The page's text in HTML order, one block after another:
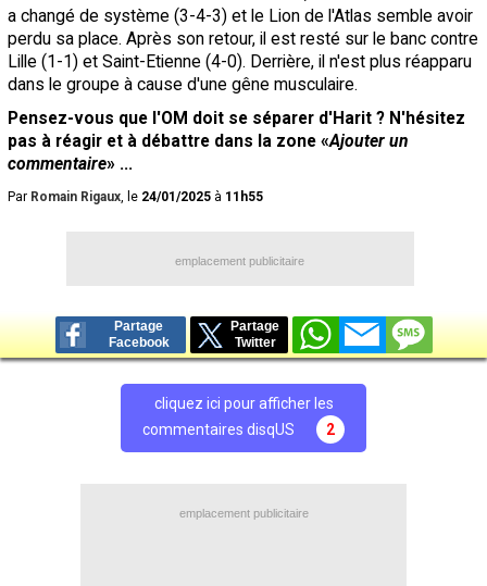
a changé de système (3-4-3) et le Lion de l'Atlas semble avoir
perdu sa place. Après son retour, il est resté sur le banc contre
Lille (1-1) et Saint-Etienne (4-0). Derrière, il n'est plus réapparu
dans le groupe à cause d'une gêne musculaire.
Pensez-vous que l'OM doit se séparer d'Harit ? N'hésitez
pas à réagir et à débattre dans la zone «Ajouter un
commentaire» ...
Par Romain Rigaux, le 24/01/2025 à 11h55
emplacement publicitaire
Partage
Facebook
Partage
Twitter
cliquez ici pour afficher les
commentaires disqUS
2
emplacement publicitaire